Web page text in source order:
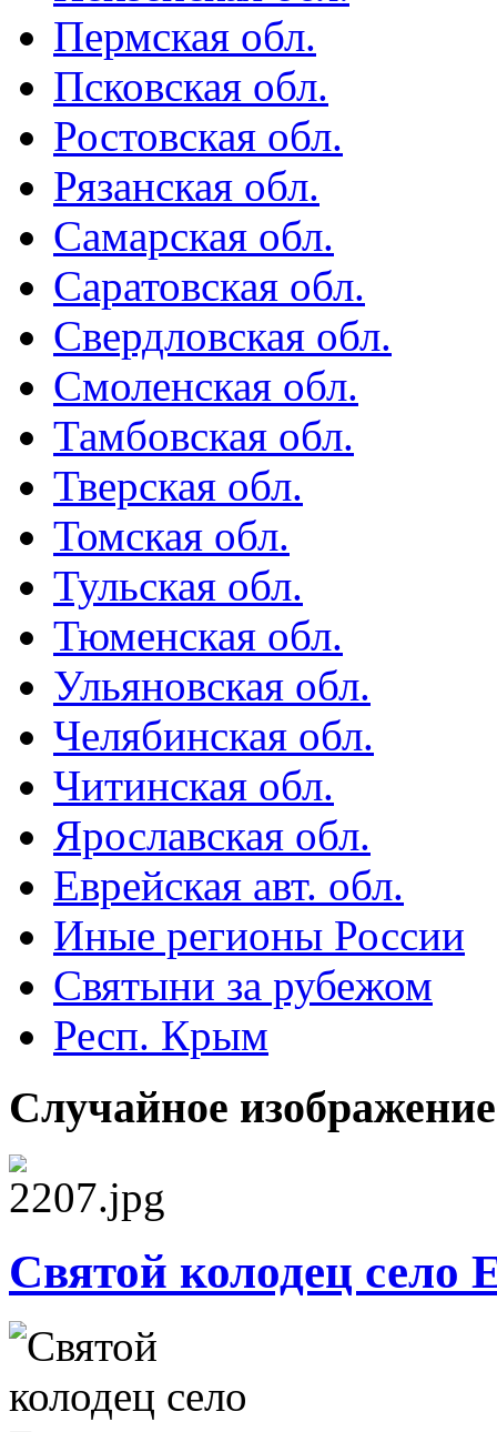
Пермская обл.
Псковская обл.
Ростовская обл.
Рязанская обл.
Самарская обл.
Саратовская обл.
Свердловская обл.
Смоленская обл.
Тамбовская обл.
Тверская обл.
Томская обл.
Тульская обл.
Тюменская обл.
Ульяновская обл.
Челябинская обл.
Читинская обл.
Ярославская обл.
Еврейская авт. обл.
Иные регионы России
Святыни за рубежом
Респ. Крым
Случайное изображение
Святой колодец село